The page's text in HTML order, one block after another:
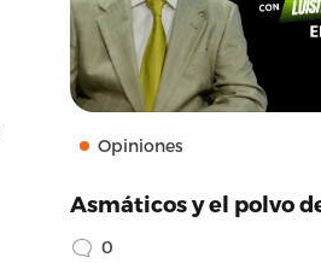
Opiniones
Asmáticos y el polvo
0